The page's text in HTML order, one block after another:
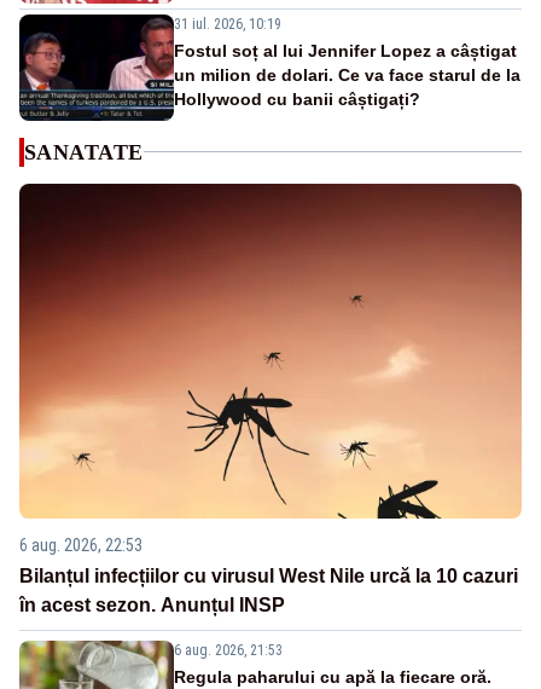
31 iul. 2026, 10:19
Fostul soț al lui Jennifer Lopez a câștigat
un milion de dolari. Ce va face starul de la
Hollywood cu banii câștigați?
SANATATE
6 aug. 2026, 22:53
Bilanțul infecțiilor cu virusul West Nile urcă la 10 cazuri
în acest sezon. Anunțul INSP
6 aug. 2026, 21:53
Regula paharului cu apă la fiecare oră.